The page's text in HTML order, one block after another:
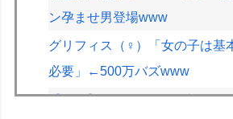
ン孕ませ男登場www
グリフィス（♀）「女の子は基
必要」←500万バズwww
【画像】露悪アニメ化ブーム